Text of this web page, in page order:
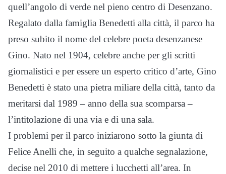
quell’angolo di verde nel pieno centro di Desenzano.
Regalato dalla famiglia Benedetti alla città, il parco ha
preso subito il nome del celebre poeta desenzanese
Gino. Nato nel 1904, celebre anche per gli scritti
giornalistici e per essere un esperto critico d’arte, Gino
Benedetti è stato una pietra miliare della città, tanto da
meritarsi dal 1989 – anno della sua scomparsa –
l’intitolazione di una via e di una sala.
I problemi per il parco iniziarono sotto la giunta di
Felice Anelli che, in seguito a qualche segnalazione,
decise nel 2010 di mettere i lucchetti all’area. In